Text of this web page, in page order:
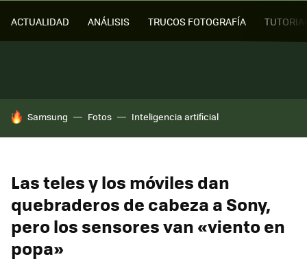
ACTUALIDAD ANÁLISIS TRUCOS FOTOGRAFÍA
HOY SE HABLA DE
Samsung Fotos Inteligencia artificial
Las teles y los móviles dan
quebraderos de cabeza a Sony,
pero los sensores van «viento en
popa»